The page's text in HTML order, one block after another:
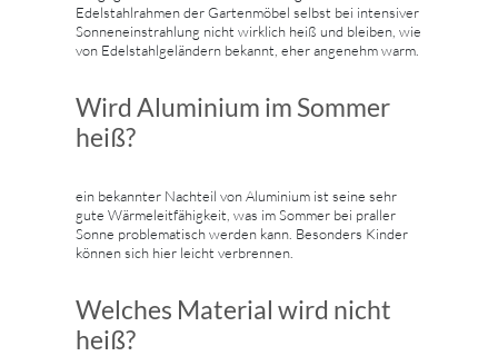
Edelstahlrahmen der Gartenmöbel selbst bei intensiver
Sonneneinstrahlung nicht wirklich heiß und bleiben, wie
von Edelstahlgeländern bekannt, eher angenehm warm.
Wird Aluminium im Sommer
heiß?
ein bekannter Nachteil von Aluminium ist seine sehr
gute Wärmeleitfähigkeit, was im Sommer bei praller
Sonne problematisch werden kann. Besonders Kinder
können sich hier leicht verbrennen.
Welches Material wird nicht
heiß?